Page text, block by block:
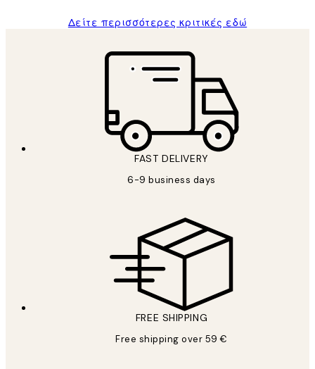
Δείτε περισσότερες κριτικές εδώ
FAST DELIVERY
6-9 business days
FREE SHIPPING
Free shipping over 59 €